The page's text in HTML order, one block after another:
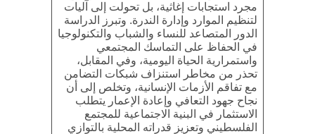
مجرد استجابات إغاثية، بل تحولت إلى آليات
لتنظيم الموارد وإدارة الندرة. وتبرز الدراسة
الدور المتصاعد للنساء والشباب والتكنولوجيا
في الحفاظ على التماسك المجتمعي
واستمرارية الحياة اليومية، وفي المقابل،
تحذر من مخاطر استنزاف شبكات التضامن
مع تفاقم الأزمات الإنسانية، وتخلص إلى أن
نجاح جهود التعافي وإعادة الإعمار يتطلب
الاستثمار في البنية الاجتماعية للمجتمع
الفلسطيني وتعزيز قدراته المحلية بالتوازي